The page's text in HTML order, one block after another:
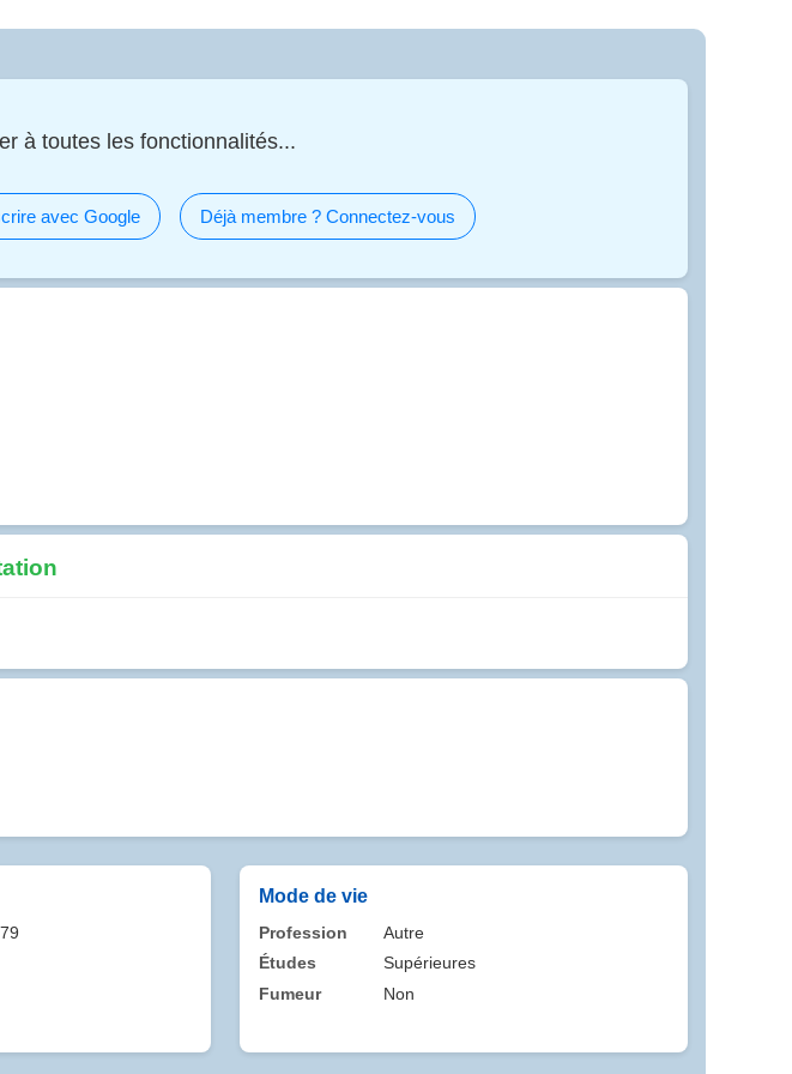
à toutes les fonctionnalités...
avec Google Déjà membre ? Connectez-vous
Mode de vie
Profession
Autre
Études
Supérieures
Fumeur
Non